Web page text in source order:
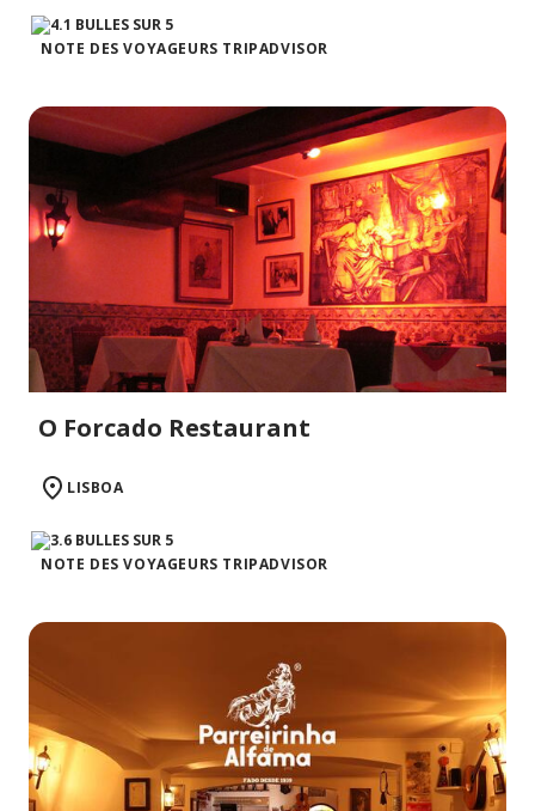
NOTE DES VOYAGEURS TRIPADVISOR
O Forcado Restaurant
LISBOA
NOTE DES VOYAGEURS TRIPADVISOR